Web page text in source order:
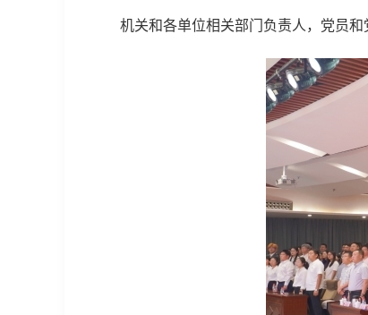
机关和各单位相关部门负责人，党员